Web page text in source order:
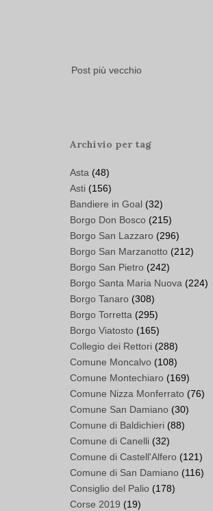
Post più vecchio
Archivio per tag
Asta (48)
Asti (156)
Bandiere in Goal (32)
Borgo Don Bosco (215)
Borgo San Lazzaro (296)
Borgo San Marzanotto (212)
Borgo San Pietro (242)
Borgo Santa Maria Nuova (224)
Borgo Tanaro (308)
Borgo Torretta (295)
Borgo Viatosto (165)
Collegio dei Rettori (288)
Comune Moncalvo (108)
Comune Montechiaro (169)
Comune Nizza Monferrato (76)
Comune San Damiano (30)
Comune di Baldichieri (88)
Comune di Canelli (32)
Comune di Castell'Alfero (121)
Comune di San Damiano (116)
Consiglio del Palio (178)
Corse 2019 (19)